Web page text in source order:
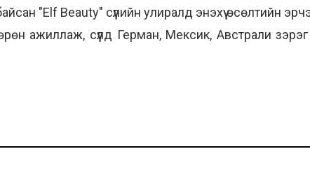
"Elf Beauty" сүүлийн улиралд энэхүү өсөлтийн
ажиллаж, сүүлд Герман, Мексик, Австрали